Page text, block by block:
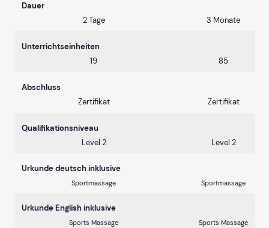
Dauer
2 Tage
3 Monate
Unterrichtseinheiten
19
85
Abschluss
Zertifikat
Zertifikat
Qualifikationsniveau
Level 2
Level 2
Urkunde deutsch inklusive
Sportmassage Sportmassage
Urkunde English inklusive
Sports Massage Sports Massage